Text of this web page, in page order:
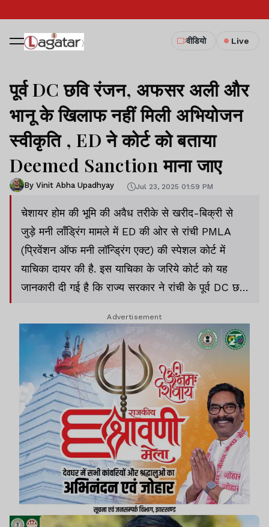
वीडियो Live
पूर्व DC छवि रंजन, अफसर अली और
भानू के खिलाफ नहीं मिली अभियोजन
स्वीकृति , ED ने कोर्ट को बताया
Deemed Sanction माना जाए
By Vinit Abha Upadhyay Jul 23, 2025 01:59 PM
चेशायर होम की भूमि की अवैध तरीके से खरीद-बिक्री से
जुड़े मनी लॉंड्रिंग मामले में ED की ओर से रांची PMLA
(प्रिवेंशन ऑफ मनी लॉन्ड्रिंग एक्ट) की स्पेशल कोर्ट में
याचिका दायर की है. इस याचिका के जरिये कोर्ट को यह
जानकारी दी गई है कि राज्य सरकार ने रांची के पूर्व DC छवि
भानू प्रताप के खिलाफ अब तक अभियोजन स्वीकृति नहीं दी
Advertisement